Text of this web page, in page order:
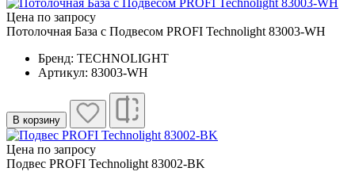
Цена по запросу
Потолочная База с Подвесом PROFI Technolight 83003-WH
Бренд: TECHNOLIGHT
Артикул: 83003-WH
В корзину
Цена по запросу
Подвес PROFI Technolight 83002-BK